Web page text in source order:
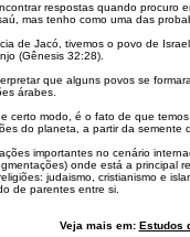
respostas quando procuro
mas tenho como uma das
de Jacó, tivemos o povo de
(Gênesis 32:28).
que alguns povos se
árabes.
certo modo, é o fato de que
do planeta, a partir da semente
importantes no cenário
onde está a principal
judaismo, cristianismo e
de parentes entre si.
Veja mais em: Estudos